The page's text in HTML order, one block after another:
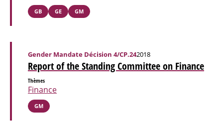
GB GE GM
Report of the Standing Committee on Finance
Gender Mandate Décision 4/CP.242018
Thèmes
Finance
GM